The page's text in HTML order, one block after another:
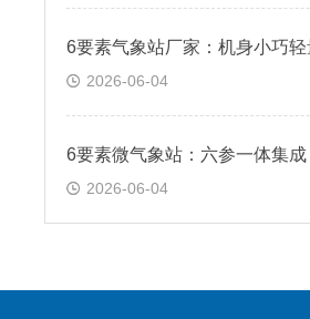
2026-06-04
2026-06-04